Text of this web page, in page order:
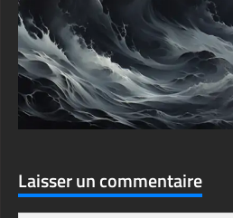
textures-3d-gratuiteshd.com
Laisser un commentaire